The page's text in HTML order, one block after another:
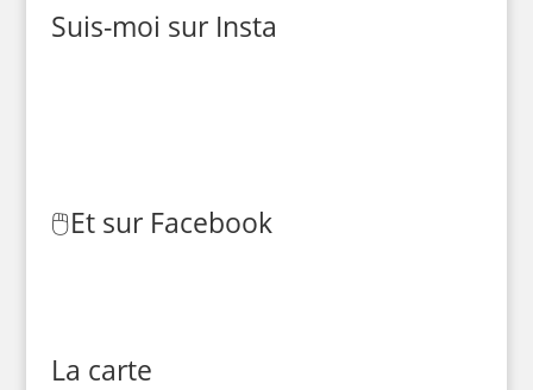
Suis-moi sur Insta
🖱️Et sur Facebook
La carte